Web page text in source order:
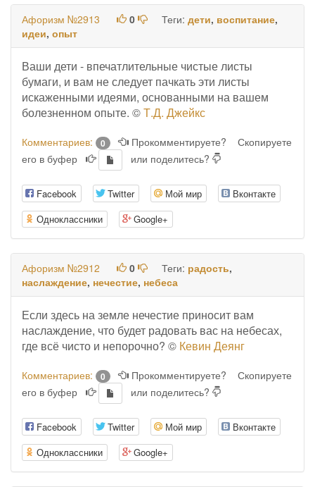
Афоризм №2913 0 Теги: дети, воспитание,
идеи, опыт
Ваши дети - впечатлительные чистые листы
бумаги, и вам не следует пачкать эти листы
искаженными идеями, основанными на вашем
болезненном опыте. ©Т.Д. Джейкс
Комментариев: 0 Прокомментируете?
Скопируете
его в буфер
или поделитесь?
Facebook Twitter Мой мир
Вконтакте
Одноклассники
Google+
Афоризм №2912 0 Теги: радость,
наслаждение, нечестие, небеса
Если здесь на земле нечестие приносит вам
наслаждение, что будет радовать вас на небесах,
где всё чисто и непорочно? © Кевин Деянг
Комментариев: 0 Прокомментируете?
Скопируете
его в буфер
или поделитесь?
Facebook Twitter Мой мир
Вконтакте
Одноклассники
Google+